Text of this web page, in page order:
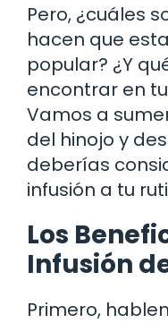
Pero, ¿cuáles
hacen que
popular? ¿Y
encontrar en
Vamos a
del hinojo y
deberías
infusión a tu
Los
Infusión
Primero,